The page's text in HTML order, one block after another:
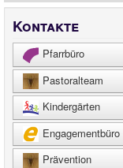
Kontakte
Pfarrbüro
Pastoralteam
Kindergärten
Engagementbüro
Prävention